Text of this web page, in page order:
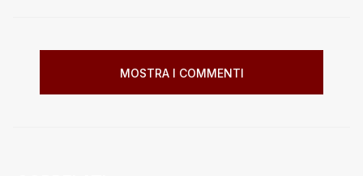
MOSTRA I COMMENTI